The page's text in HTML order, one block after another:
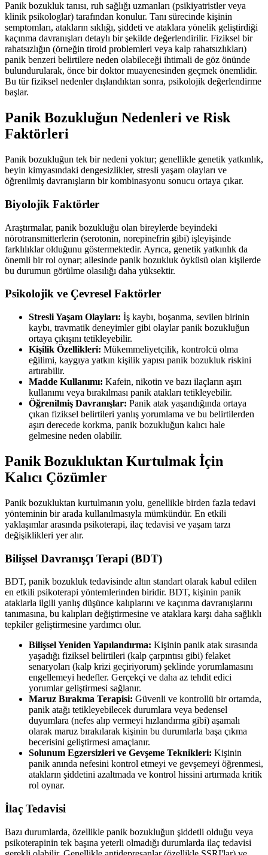
Panik bozukluk tanısı, ruh sağlığı uzmanları (psikiyatristler veya
klinik psikologlar) tarafından konulur. Tanı sürecinde kişinin
semptomları, atakların sıklığı, şiddeti ve ataklara yönelik geliştirdiği
kaçınma davranışları detaylı bir şekilde değerlendirilir. Fiziksel bir
rahatsızlığın (örneğin tiroid problemleri veya kalp rahatsızlıkları)
panik benzeri belirtilere neden olabileceği ihtimali de göz önünde
bulundurularak, önce bir doktor muayenesinden geçmek önemlidir.
Bu tür fiziksel nedenler dışlandıktan sonra, psikolojik değerlendirme
başlar.
Panik Bozukluğun Nedenleri ve Risk
Faktörleri
Panik bozukluğun tek bir nedeni yoktur; genellikle genetik yatkınlık,
beyin kimyasındaki dengesizlikler, stresli yaşam olayları ve
öğrenilmiş davranışların bir kombinasyonu sonucu ortaya çıkar.
Biyolojik Faktörler
Araştırmalar, panik bozukluğu olan bireylerde beyindeki
nörotransmitterlerin (serotonin, norepinefrin gibi) işleyişinde
farklılıklar olduğunu göstermektedir. Ayrıca, genetik yatkınlık da
önemli bir rol oynar; ailesinde panik bozukluk öyküsü olan kişilerde
bu durumun görülme olasılığı daha yüksektir.
Psikolojik ve Çevresel Faktörler
Stresli Yaşam Olayları: İş kaybı, boşanma, sevilen birinin
kaybı, travmatik deneyimler gibi olaylar panik bozukluğun
ortaya çıkışını tetikleyebilir.
Kişilik Özellikleri: Mükemmeliyetçilik, kontrolcü olma
eğilimi, kaygıya yatkın kişilik yapısı panik bozukluk riskini
artırabilir.
Madde Kullanımı: Kafein, nikotin ve bazı ilaçların aşırı
kullanımı veya bırakılması panik atakları tetikleyebilir.
Öğrenilmiş Davranışlar: Panik atak yaşandığında ortaya
çıkan fiziksel belirtileri yanlış yorumlama ve bu belirtilerden
aşırı derecede korkma, panik bozukluğun kalıcı hale
gelmesine neden olabilir.
Panik Bozukluktan Kurtulmak İçin
Kalıcı Çözümler
Panik bozukluktan kurtulmanın yolu, genellikle birden fazla tedavi
yönteminin bir arada kullanılmasıyla mümkündür. En etkili
yaklaşımlar arasında psikoterapi, ilaç tedavisi ve yaşam tarzı
değişiklikleri yer alır.
Bilişsel Davranışçı Terapi (BDT)
BDT, panik bozukluk tedavisinde altın standart olarak kabul edilen
en etkili psikoterapi yöntemlerinden biridir. BDT, kişinin panik
ataklarla ilgili yanlış düşünce kalıplarını ve kaçınma davranışlarını
tanımasına, bu kalıpları değiştirmesine ve ataklara karşı daha sağlıklı
tepkiler geliştirmesine yardımcı olur.
Bilişsel Yeniden Yapılandırma: Kişinin panik atak sırasında
yaşadığı fiziksel belirtileri (kalp çarpıntısı gibi) felaket
senaryoları (kalp krizi geçiriyorum) şeklinde yorumlamasını
engellemeyi hedefler. Gerçekçi ve daha az tehdit edici
yorumlar geliştirmesi sağlanır.
Maruz Bırakma Terapisi: Güvenli ve kontrollü bir ortamda,
panik atağı tetikleyebilecek durumlara veya bedensel
duyumlara (nefes alıp vermeyi hızlandırma gibi) aşamalı
olarak maruz bırakılarak kişinin bu durumlarla başa çıkma
becerisini geliştirmesi amaçlanır.
Solunum Egzersizleri ve Gevşeme Teknikleri: Kişinin
panik anında nefesini kontrol etmeyi ve gevşemeyi öğrenmesi,
atakların şiddetini azaltmada ve kontrol hissini artırmada kritik
rol oynar.
İlaç Tedavisi
Bazı durumlarda, özellikle panik bozukluğun şiddetli olduğu veya
psikoterapinin tek başına yeterli olmadığı durumlarda ilaç tedavisi